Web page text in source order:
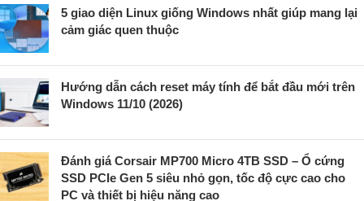
5 giao diện Linux giống Windows nhất giúp mang lại
cảm giác quen thuộc
Hướng dẫn cách reset máy tính để bắt đầu mới trên
Windows 11/10 (2026)
Đánh giá Corsair MP700 Micro 4TB SSD – Ổ cứng
SSD PCIe Gen 5 siêu nhỏ gọn, tốc độ cực cao cho
PC và thiết bị hiệu năng cao